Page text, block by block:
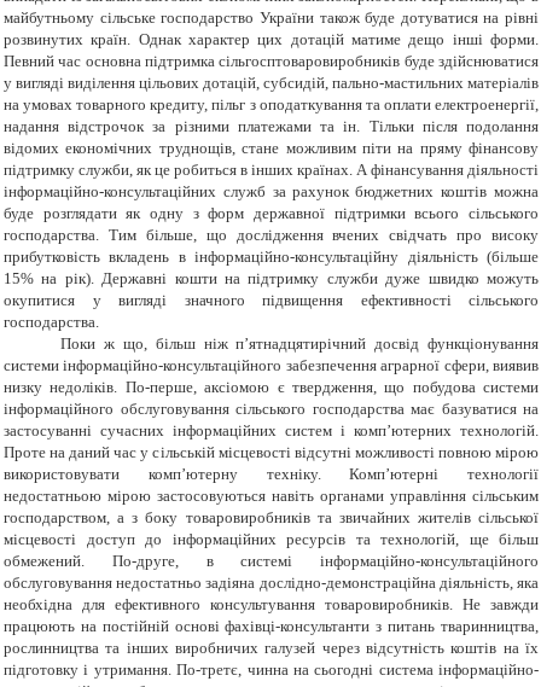
майбутньому сільське господарство України також буде дотуватися на рівні
розвинутих країн. Однак характер цих дотацій матиме дещо інші форми.
Певний час основна підтримка сільгосптоваровиробників буде здійснюватися
у вигляді виділення цільових дотацій, субсидій, пально-мастильних матеріалів
на умовах товарного кредиту, пільг з оподаткування та оплати електроенергії,
надання відстрочок за різними платежами та ін. Тільки після подолання
відомих економічних труднощів, стане можливим піти на пряму фінансову
підтримку служби, як це робиться в інших країнах. А фінансування діяльності
інформаційно-консультаційних служб за рахунок бюджетних коштів можна
буде розглядати як одну з форм державної підтримки всього сільського
господарства. Тим більше, що дослідження вчених свідчать про високу
прибутковість вкладень в інформаційно-консультаційну діяльність (більше
15% на рік). Державні кошти на підтримку служби дуже швидко можуть
окупитися у вигляді значного підвищення ефективності сільського
господарства.
Поки ж що, більш ніж п’ятнадцятирічний досвід функціонування
системи інформаційно-консультаційного забезпечення аграрної сфери, виявив
низку недоліків. По-перше, аксіомою є твердження, що побудова системи
інформаційного обслуговування сільського господарства має базуватися на
застосуванні сучасних інформаційних систем і комп’ютерних технологій.
Проте на даний час у сільській місцевості відсутні можливості повною мірою
використовувати комп’ютерну техніку. Комп’ютерні технології
недостатньою мірою застосовуються навіть органами управління сільським
господарством, а з боку товаровиробників та звичайних жителів сільської
місцевості доступ до інформаційних ресурсів та технологій, ще більш
обмежений. По-друге, в системі інформаційно-консультаційного
обслуговування недостатньо задіяна дослідно-демонстраційна діяльність, яка
необхідна для ефективного консультування товаровиробників. Не завжди
працюють на постійній основі фахівці-консультанти з питань тваринництва,
рослинництва та інших виробничих галузей через відсутність коштів на їх
підготовку і утримання.По-третє, чинна на сьогодні система інформаційно-